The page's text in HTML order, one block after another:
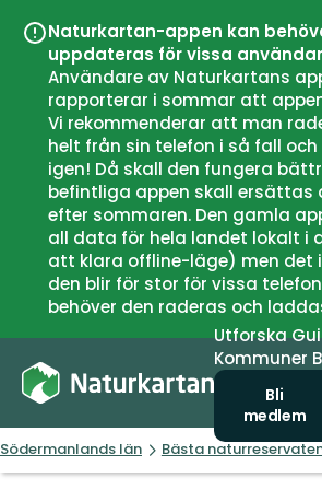
Naturkartan-appen kan
uppdateras för vissa
Användare av Naturkartans
rapporterar i sommar att
Vi rekommenderar att man
helt från sin telefon i så fall
igen! Då skall den fungera
befintliga appen skall ersättas
efter sommaren. Den gamla
all data för hela landet lokalt i
att klara offline-läge) men det
den blir för stor för vissa
behöver den raderas och
Utforska
Kommuner
Bli
medlem
Södermanlands län Bästa